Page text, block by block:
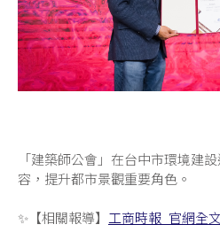
「建築師公會」在台中市環境建
容，提升都市景觀重要角色。
✨【相關報導】 工商時報_官網全